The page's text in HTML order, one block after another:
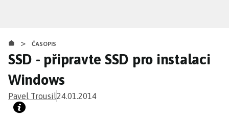
obsahu
> ČASOPIS
SSD - připravte SSD pro instalaci
Windows
Pavel Trousil24.01.2014